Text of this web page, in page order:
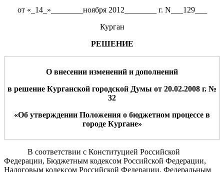
от «_14_»________ноября 2012________ г. N___129___
Курган
РЕШЕНИЕ
О внесении изменений и дополнений
в решение Курганской городской Думы от 20.02.2008 г. №
32
«Об утверждении Положения о бюджетном процессе в
городе Кургане»
В соответствии с Конституцией Российской
Федерации, Бюджетным кодексом Российской Федерации,
Налоговым кодексом Российской Федерации, Федеральным